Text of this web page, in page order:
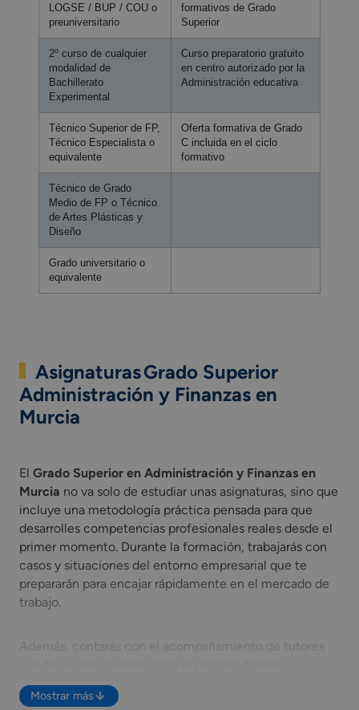
LOGSE / BUP / COU o
preuniversitario
formativos de Grado
Superior
2º curso de cualquier
modalidad de
Bachillerato
Experimental
Curso preparatorio gratuito
en centro autorizado por la
Administración educativa
Técnico Superior de FP,
Técnico Especialista o
equivalente
Oferta formativa de Grado
C incluida en el ciclo
formativo
Técnico de Grado
Medio de FP o Técnico
de Artes Plásticas y
Diseño
Grado universitario o
equivalente
Asignaturas Grado Superior
Administración y Finanzas en
Murcia
El Grado Superior en Administración y Finanzas en
Murcia no va solo de estudiar unas asignaturas, sino que
incluye una metodología práctica pensada para que
desarrolles competencias profesionales reales desde el
primer momento. Durante la formación, trabajarás con
casos y situaciones del entorno empresarial que te
prepararán para encajar rápidamente en el mercado de
trabajo.
Además, contarás con el acompañamiento de tutores
ofreciéndote un seguimiento personalizado para
ayudarte a avanzar y reforzar tus habilidades en cada
Mostrar más